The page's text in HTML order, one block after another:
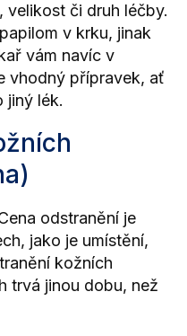
velikost či druh léčby.
papilom v krku, jinak
vám navíc v
vhodný přípravek, ať
jiný lék.
odstranění je
jako je umístění,
kožních
trvá jinou dobu, než